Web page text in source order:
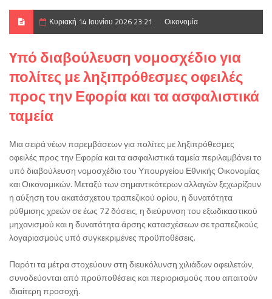
Κυριακή 14 Ιουνίου 2026 23:21 Οικονομία
Yπό διαβούλευση νομοσχέδιο για
πολίτες με ληξιπρόθεσμες οφειλές
προς την Εφορία και τα ασφαλιστικά
ταμεία
Μια σειρά νέων παρεμβάσεων για πολίτες με ληξιπρόθεσμες
οφειλές προς την Εφορία και τα ασφαλιστικά ταμεία περιλαμβάνει το
υπό διαβούλευση νομοσχέδιο του Υπουργείου Εθνικής Οικονομίας
και Οικονομικών. Μεταξύ των σημαντικότερων αλλαγών ξεχωρίζουν
η αύξηση του ακατάσχετου τραπεζικού ορίου, η δυνατότητα
ρύθμισης χρεών σε έως 72 δόσεις, η διεύρυνση του εξωδικαστικού
μηχανισμού και η δυνατότητα άρσης κατασχέσεων σε τραπεζικούς
λογαριασμούς υπό συγκεκριμένες προϋποθέσεις.
Παρότι τα μέτρα στοχεύουν στη διευκόλυνση χιλιάδων οφειλετών,
συνοδεύονται από προϋποθέσεις και περιορισμούς που απαιτούν
ιδιαίτερη προσοχή.